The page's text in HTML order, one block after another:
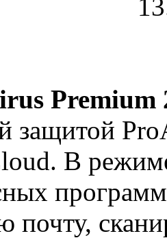
Premium
защитой
В
почту,